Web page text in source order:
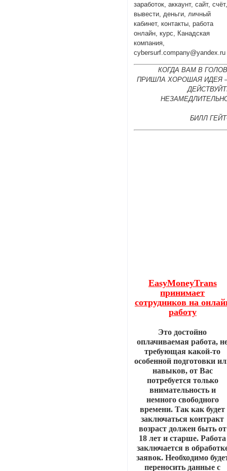
заработок, аккаунт, сайт,
вывести, деньги, личный
кабинет, контакты, работа
онлайн, курс, Канадская
компания,
cybersurf.company@yandex.ru
КОГДА ВАМ В
ПРИШЛА ХОРОШАЯ ИДЕЯ
БИЛЛ
EasyMoneyTrans
принимает
сотрудников на
работу
Это достойно
оплачиваемая работа,
требующая какой-то
особенной подготовки
навыков, от Вас
потребуется только
внимательность и
немного свободного
времени. Так как будет
заключаться контракт
возраст должен быть от
18 лет и старше. Работа
заключается в
заявок. Необходимо
переносить данные с